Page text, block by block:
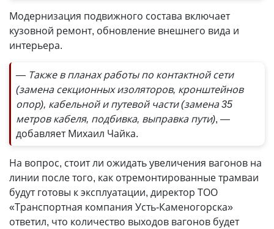
Модернизация подвижного состава включает
кузовной ремонт, обновление внешнего вида и
интерьера.
— Также в планах работы по контактной сети
(замена секционных изоляторов, кронштейнов
опор), кабельной и путевой части (замена 35
метров кабеля, подбивка, выправка пути), —
добавляет Михаил Чайка.
На вопрос, стоит ли ожидать увеличения вагонов на
линии после того, как отремонтированные трамваи
будут готовы к эксплуатации, директор ТОО
«Транспортная компания Усть-Каменогорска»
ответил, что количество выходов вагонов будет